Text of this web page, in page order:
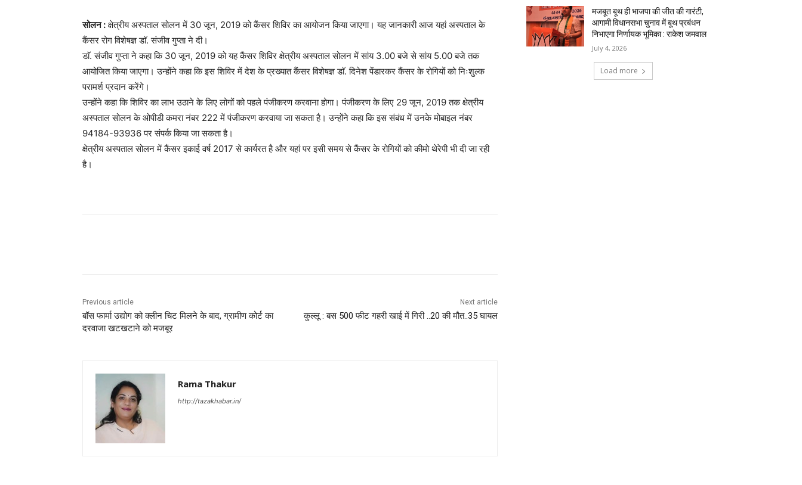
सोलन : क्षेत्रीय अस्पताल सोलन में 30 जून, 2019 को कैंसर शिविर का आयोजन किया जाएगा। यह जानकारी आज यहां अस्पताल के
कैंसर रोग विशेषज्ञ डाॅ. संजीव गुप्ता ने दी।
डाॅ. संजीव गुप्ता ने कहा कि 30 जून, 2019 को यह कैंसर शिविर क्षेत्रीय अस्पताल सोलन में सांय 3.00 बजे से सांय 5.00 बजे तक
आयोजित किया जाएगा। उन्होंने कहा कि इस शिविर में देश के प्रख्यात कैंसर विशेषज्ञ डाॅ. दिनेश पेंडारकर कैंसर के रोगियों को निःशुल्क
परामर्श प्रदान करेंगे।
उन्होंने कहा कि शिविर का लाभ उठाने के लिए लोगों को पहले पंजीकरण करवाना होगा। पंजीकरण के लिए 29 जून, 2019 तक क्षेत्रीय
अस्पताल सोलन के ओपीडी कमरा नंबर 222 में पंजीकरण करवाया जा सकता है। उन्होंने कहा कि इस संबंध में उनके मोबाइल नंबर
94184-93936 पर संपर्क किया जा सकता है।
क्षेत्रीय अस्पताल सोलन में कैंसर इकाई वर्ष 2017 से कार्यरत है और यहां पर इसी समय से कैंसर के रोगियों को कीमो थेरेपी भी दी जा रही
है।
Previous article
बॉस फार्मा उद्योग को क्लीन चिट मिलने के बाद, ग्रामीण कोर्ट का
दरवाजा खटखटाने को मजबूर
Next article
कुल्लू : बस 500 फीट गहरी खाई में गिरी ..20 की मौत..35 घायल
Rama Thakur
http://tazakhabar.in/
मजबूत बूथ ही भाजपा की जीत की गारंटी,
आगामी विधानसभा चुनाव में बूथ प्रबंधन
निभाएगा निर्णायक भूमिका : राकेश जमवाल
July 4, 2026
Load more